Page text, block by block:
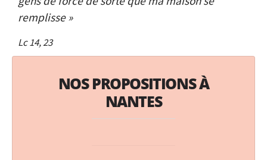
remplisse »
Lc 14, 23
NOS PROPOSITIONS À
NANTES